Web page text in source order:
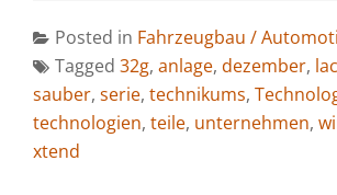
Posted in Fahrzeugbau /
Tagged 32g, anlage, dezember,
sauber, serie, technikums,
technologien, teile, unternehmen,
xtend